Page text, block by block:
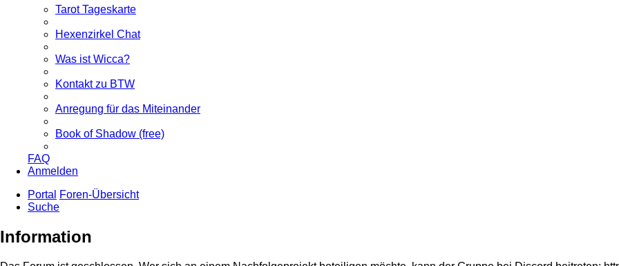
Tarot Tageskarte
Hexenzirkel Chat
Was ist Wicca?
Kontakt zu BTW
Anregung für das Miteinander
Book of Shadow (free)
FAQ
Anmelden
Portal
Foren-Übersicht
Suche
Information